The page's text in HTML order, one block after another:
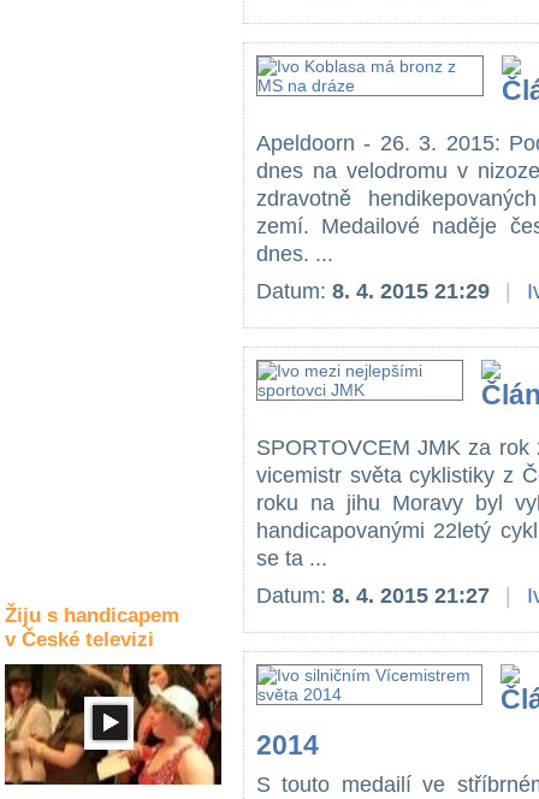
Žiju s handicapem
v České televizi
Apeldoorn - 26. 3. 2015:
dnes na velodromu v
zdravotně
zemí. Medailové naděje
dnes. ...
Datum: 8. 4. 2015 21:29
SPORTOVCEM JMK za
vicemistr světa cyklistiky z
roku na jihu Moravy byl
handicapovanými 22letý
se ta ...
Datum: 8. 4. 2015 21:27
2014
S touto medailí ve